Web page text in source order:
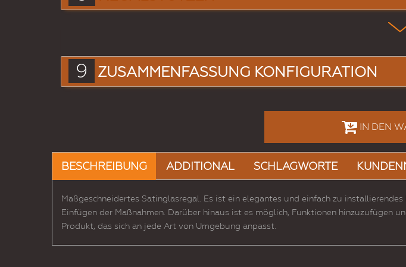
9 ZUSAMMENFASSUNG KONFIGURATION
IN DEN
BESCHREIBUNG ADDITIONAL SCHLAGWORTE
Maßgeschneidertes Satinglasregal. Es ist ein elegantes und einfach zu
Einfügen der Maßnahmen. Darüber hinaus ist es möglich, Funktionen hinzuzufügen
Produkt, das sich an jede Art von Umgebung anpasst.